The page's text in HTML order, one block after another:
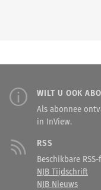
WILT U OOK
Als abonnee
in InView.
RSS
Beschikbare RSS-
NJB Tijdschrift
NJB Nieuws